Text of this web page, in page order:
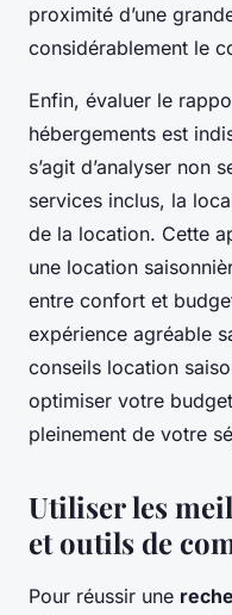
proximité d’une
considérablement le
Enfin, évaluer le
hébergements est
s’agit d’analyser non
services inclus, la
de la location. Cette
une location
entre confort et
expérience agréable
conseils location
optimiser votre
pleinement de votre
Utiliser les
et outils de
Pour réussir une